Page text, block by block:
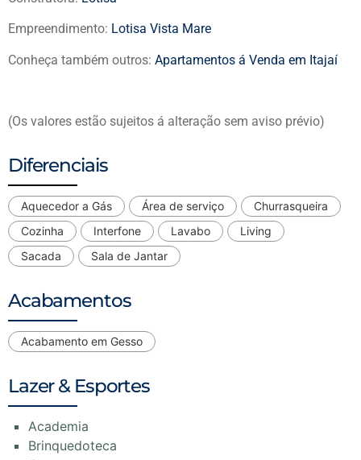
Empreendimento: Lotisa Vista Mare
Conheça também outros: Apartamentos á Venda em Itajaí
(Os valores estão sujeitos á alteração sem aviso prévio)
Diferenciais
Aquecedor a Gás Área de serviço
Churrasqueira
Cozinha
Interfone Lavabo
Living
Sacada
Sala de Jantar
Acabamentos
Acabamento em Gesso
Lazer & Esportes
Academia
Brinquedoteca